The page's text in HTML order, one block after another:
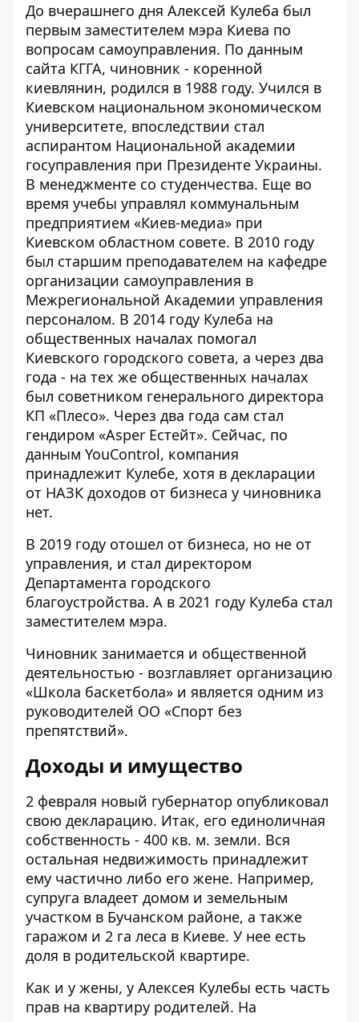
До вчерашнего дня Алексей Кулеба был
первым заместителем мэра Киева по
вопросам самоуправления. По данным
сайта КГГА, чиновник - коренной
киевлянин, родился в 1988 году. Учился в
Киевском национальном экономическом
университете, впоследствии стал
аспирантом Национальной академии
госуправления при Президенте Украины.
В менеджменте со студенчества. Еще во
время учебы управлял коммунальным
предприятием «Киев-медиа» при
Киевском областном совете. В 2010 году
был старшим преподавателем на кафедре
организации самоуправления в
Межрегиональной Академии управления
персоналом. В 2014 году Кулеба на
общественных началах помогал
Киевского городского совета, а через два
года - на тех же общественных началах
был советником генерального директора
КП «Плесо». Через два года сам стал
гендиром «Asper Естейт». Сейчас, по
данным YouControl, компания
принадлежит Кулебе, хотя в декларации
от НАЗК доходов от бизнеса у чиновника
нет.
В 2019 году отошел от бизнеса, но не от
управления, и стал директором
Департамента городского
благоустройства. А в 2021 году Кулеба стал
заместителем мэра.
Чиновник занимается и общественной
деятельностью - возглавляет организацию
«Школа баскетбола» и является одним из
руководителей ОО «Спорт без
препятствий».
Доходы и имущество
2 февраля новый губернатор опубликовал
свою декларацию. Итак, его единоличная
собственность - 400 кв. м. земли. Вся
остальная недвижимость принадлежит
ему частично либо его жене. Например,
супруга владеет домом и земельным
участком в Бучанском районе, а также
гаражом и 2 га леса в Киеве. У нее есть
доля в родительской квартире.
Как и у жены, у Алексея Кулебы есть часть
прав на квартиру родителей. На